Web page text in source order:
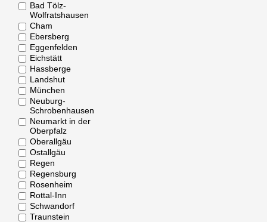
Bad Tölz-
Wolfratshausen
Cham
Ebersberg
Eggenfelden
Eichstätt
Hassberge
Landshut
München
Neuburg-
Schrobenhausen
Neumarkt in der
Oberpfalz
Oberallgäu
Ostallgäu
Regen
Regensburg
Rosenheim
Rottal-Inn
Schwandorf
Traunstein